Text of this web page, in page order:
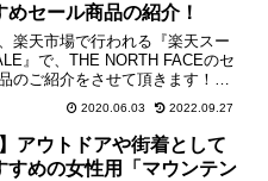
めセール商品の紹介！
楽天市場で行われる『楽天スー
』で、THE NORTH FACEのセ
のご紹介をさせて頂きます！ポ
が最大44倍になる楽天スーパー
、エントリーが必要ですので、必
トリーを行ってください！エント
2020.06.03 2022.09.27
】アウトドアや街着として
すめの女性用「マウンテン